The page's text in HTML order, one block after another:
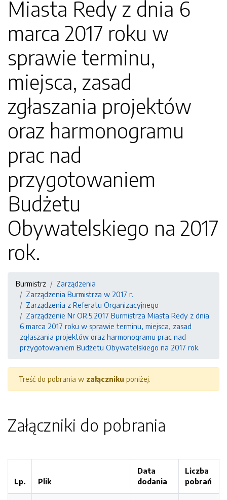
Miasta Redy z dnia 6
marca 2017 roku w
sprawie terminu,
miejsca, zasad
zgłaszania projektów
oraz harmonogramu
prac nad
przygotowaniem
Budżetu
Obywatelskiego na 2017
rok.
Burmistrz
Zarządzenia
Zarządzenia Burmistrza w 2017 r.
Zarządzenia z Referatu Organizacyjnego
Zarządzenie Nr OR.5.2017 Burmistrza Miasta Redy z dnia
6 marca 2017 roku w sprawie terminu, miejsca, zasad
zgłaszania projektów oraz harmonogramu prac nad
przygotowaniem Budżetu Obywatelskiego na 2017 rok.
Treść do pobrania w załączniku poniżej.
Załączniki do pobrania
Lp. Plik
Data
dodania
Liczba
pobrań